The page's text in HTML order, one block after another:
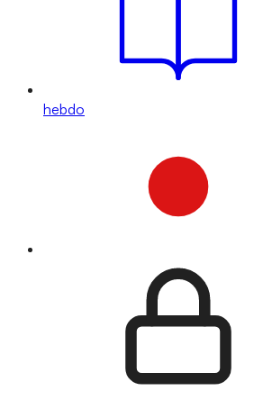
hebdo